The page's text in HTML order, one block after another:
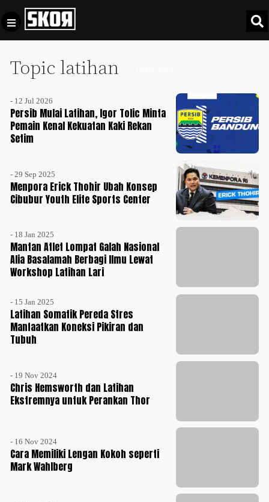
Topic latihan
- 12 Jul 2026
Persib Mulai Latihan, Igor Tolic Minta
Pemain Kenal Kekuatan Kaki Rekan
Setim
- 29 Sep 2025
Menpora Erick Thohir Ubah Konsep
Cibubur Youth Elite Sports Center
- 18 Jan 2025
Mantan Atlet Lompat Galah Nasional
Alia Basalamah Berbagi Ilmu Lewat
Workshop Latihan Lari
- 15 Jan 2025
Latihan Somatik Pereda Stres
Manfaatkan Koneksi Pikiran dan
Tubuh
- 19 Nov 2024
Chris Hemsworth dan Latihan
Ekstremnya untuk Perankan Thor
- 16 Nov 2024
Cara Memiliki Lengan Kokoh seperti
Mark Wahlberg
Football +
Culture +
Timnas
Indonesia
SPECIAL
Video
Privacy
Pedoman
Pemberitaan
Media
Disclaimer
Tentang